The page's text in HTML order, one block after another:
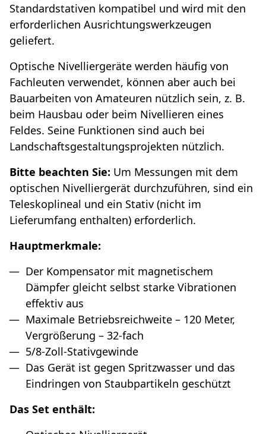
Standardstativen kompatibel und wird mit den
erforderlichen Ausrichtungswerkzeugen
geliefert.
Optische Nivelliergeräte werden häufig von
Fachleuten verwendet, können aber auch bei
Bauarbeiten von Amateuren nützlich sein, z. B.
beim Hausbau oder beim Nivellieren eines
Feldes. Seine Funktionen sind auch bei
Landschaftsgestaltungsprojekten nützlich.
Bitte beachten Sie: Um Messungen mit dem
optischen Nivelliergerät durchzuführen, sind ein
Teleskoplineal und ein Stativ (nicht im
Lieferumfang enthalten) erforderlich.
Hauptmerkmale:
Der Kompensator mit magnetischem
Dämpfer gleicht selbst starke Vibrationen
effektiv aus
Maximale Betriebsreichweite – 120 Meter,
Vergrößerung – 32-fach
5/8-Zoll-Stativgewinde
Das Gerät ist gegen Spritzwasser und das
Eindringen von Staubpartikeln geschützt
Das Set enthält: